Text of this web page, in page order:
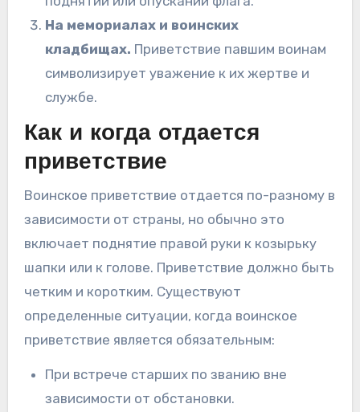
На мемориалах и воинских
кладбищах. Приветствие павшим воинам
символизирует уважение к их жертве и
службе.
Как и когда отдается
приветствие
Воинское приветствие отдается по-разному в
зависимости от страны, но обычно это
включает поднятие правой руки к козырьку
шапки или к голове. Приветствие должно быть
четким и коротким. Существуют
определенные ситуации, когда воинское
приветствие является обязательным:
При встрече старших по званию вне
зависимости от обстановки.